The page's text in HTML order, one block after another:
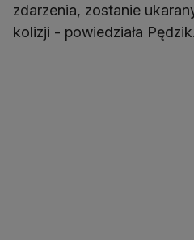
zdarzenia, zostanie
kolizji - powiedziała Pędzik.